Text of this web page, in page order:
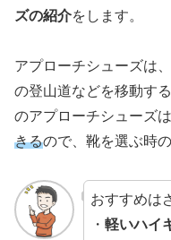
ズの紹介をします。
アプローチシューズは
の登山道などを移動す
のアプローチシューズは
きるので、靴を選ぶ時
おすすめは
・ 軽いハイ